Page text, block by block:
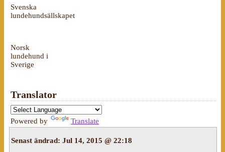
Svenska
lundehundsällskapet
Norsk
lundehund i
Sverige
Translator
Powered by Translate
Senast ändrad: Jul 14, 2015 @ 22:18